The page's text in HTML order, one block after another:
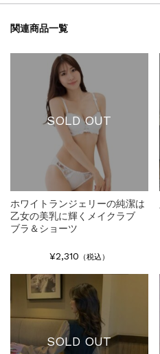
関連商品一覧
SOLD OUT
ホワイトランジェリーの純潔は
乙女の美乳に輝くメイクラブ
ブラ＆ショーツ
¥2,310 （税込）
SOLD OUT